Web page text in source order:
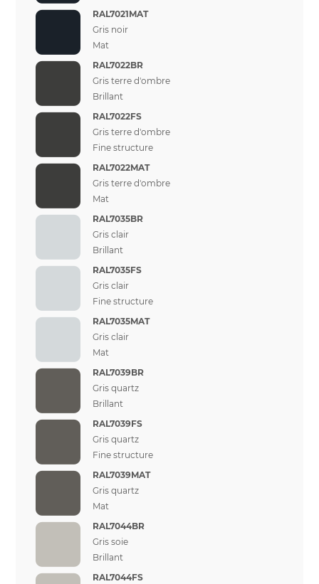
RAL7021MAT
Gris noir
Mat
RAL7022BR
Gris terre d'ombre
Brillant
RAL7022FS
Gris terre d'ombre
Fine structure
RAL7022MAT
Gris terre d'ombre
Mat
RAL7035BR
Gris clair
Brillant
RAL7035FS
Gris clair
Fine structure
RAL7035MAT
Gris clair
Mat
RAL7039BR
Gris quartz
Brillant
RAL7039FS
Gris quartz
Fine structure
RAL7039MAT
Gris quartz
Mat
RAL7044BR
Gris soie
Brillant
RAL7044FS